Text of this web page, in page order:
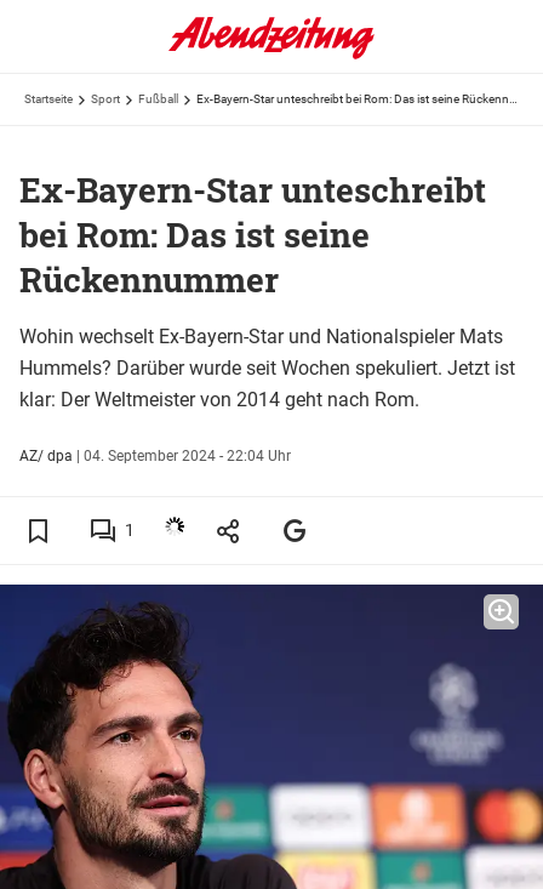
Startseite Sport Fußball
Ex-Bayern-Star unteschreibt
bei Rom: Das ist seine
Rückennummer
Wohin wechselt Ex-Bayern-Star und Nationalspieler Mats
Hummels? Darüber wurde seit Wochen spekuliert. Jetzt ist
klar: Der Weltmeister von 2014 geht nach Rom.
AZ/ dpa | 04. September 2024 - 22:04 Uhr
1